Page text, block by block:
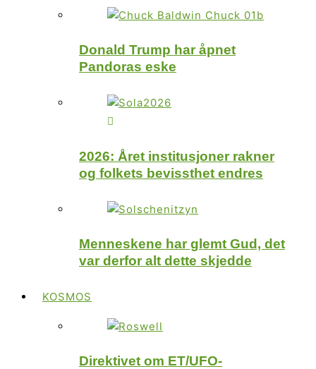
Donald Trump har åpnet
Pandoras eske
2026: Året institusjoner rakner
og folkets bevissthet endres
Menneskene har glemt Gud, det
var derfor alt dette skjedde
KOSMOS
Direktivet om ET/UFO-